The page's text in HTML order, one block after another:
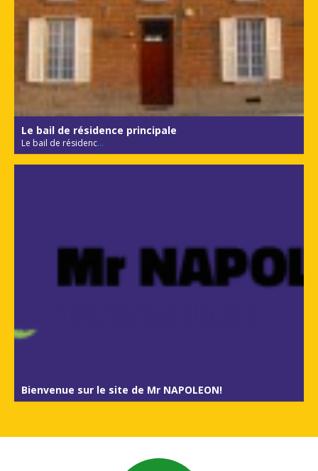
Le bail de résidence principale
Le bail de résidenc...
Bienvenue sur le site de Mr NAPOLEON!